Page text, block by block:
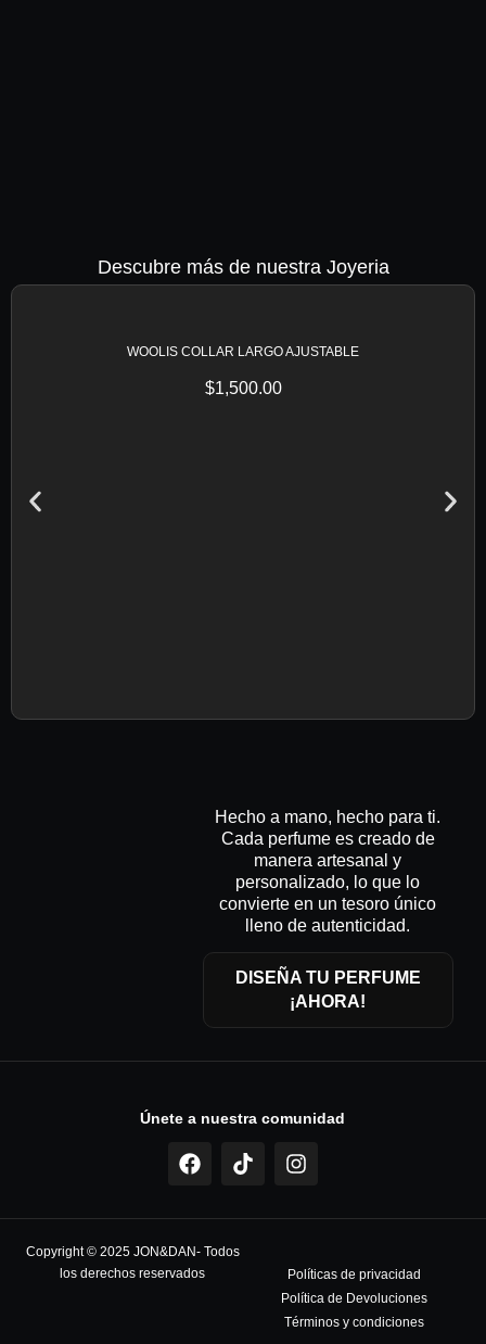
Descubre más de nuestra Joyeria
WOOLIS COLLAR LARGO AJUSTABLE
$1,500.00
Hecho a mano, hecho para ti.
Cada perfume es creado de
manera artesanal y
personalizado, lo que lo
convierte en un tesoro único
lleno de autenticidad.
DISEÑA TU PERFUME
¡AHORA!
Únete a nuestra comunidad
Copyright © 2025 JON&DAN- Todos
los derechos reservados
Políticas de privacidad
Política de Devoluciones
Términos y condiciones